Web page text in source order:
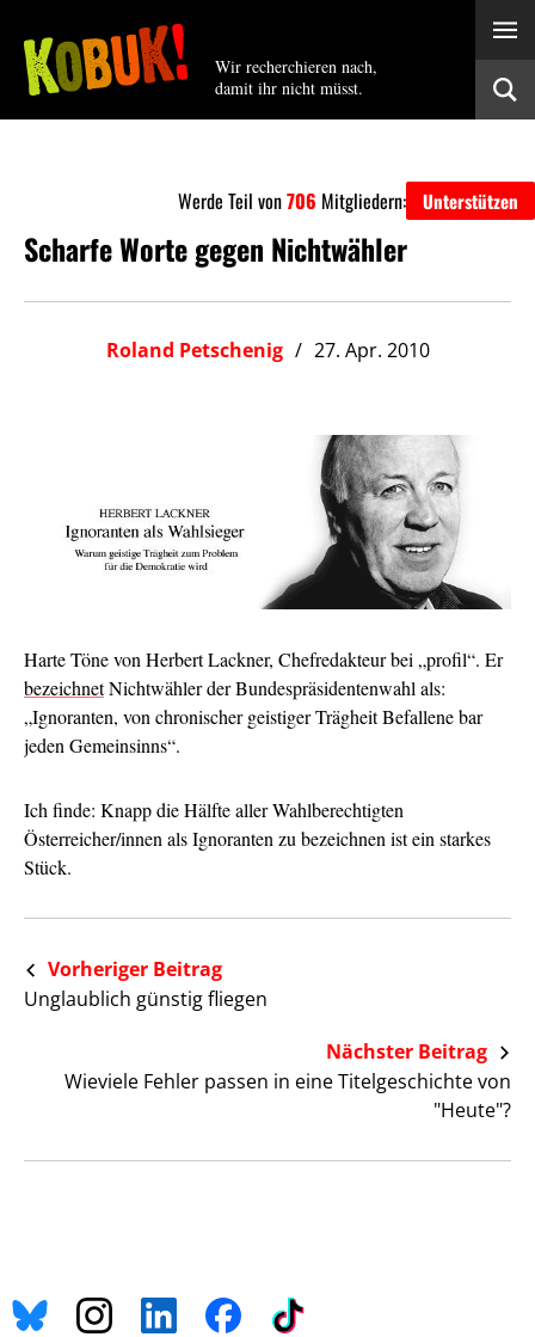
Wir recherchieren nach,
damit ihr nicht müsst.
Werde Teil von706 Mitgliedern: Unterstützen
Scharfe Worte gegen Nichtwähler
Roland Petschenig 27. Apr. 2010
Harte Töne von Herbert Lackner, Chefredakteur bei „profil“. Er
bezeichnetNichtwähler der Bundespräsidentenwahl als:
„Ignoranten, von chronischer geistiger Trägheit Befallene bar
jeden Gemeinsinns“.
Ich finde: Knapp die Hälfte aller Wahlberechtigten
Österreicher/innen als Ignoranten zu bezeichnen ist ein starkes
Stück.
Vorheriger Beitrag
Unglaublich günstig fliegen
Nächster Beitrag
Wieviele Fehler passen in eine Titelgeschichte von
"Heute"?